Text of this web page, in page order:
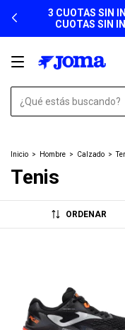
3 CUOTAS SIN
CUOTAS SIN
Inicio > Hombre > Calzado >
Tenis
ORDENAR